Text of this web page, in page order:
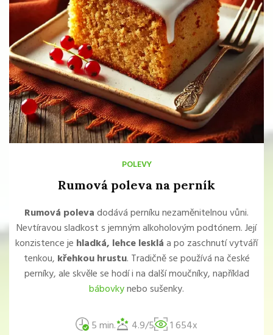
POLEVY
Rumová poleva na perník
Rumová polevadodává perníku nezaměnitelnou vůni.
Nevtíravou sladkost s jemným alkoholovým podtónem. Její
konzistence je hladká, lehce leskláa po zaschnutí vytváří
tenkou, křehkou hrustu. Tradičně se používá na české
perníky, ale skvěle se hodí i na další moučníky, například
bábovkynebo sušenky.
5 min. 4.9/5 1 654x